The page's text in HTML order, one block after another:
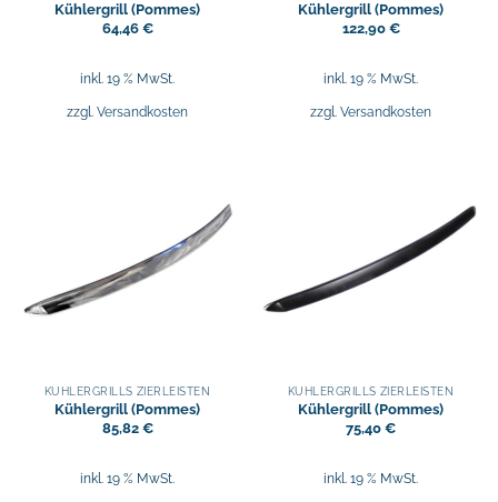
Kühlergrill (Pommes)
64,46 €
inkl. 19 % MwSt.
zzgl. Versandkosten
Kühlergrill (Pommes)
122,90 €
inkl. 19 % MwSt.
zzgl. Versandkosten
KÜHLERGRILLS ZIERLEISTEN
Kühlergrill (Pommes)
85,82 €
inkl. 19 % MwSt.
KÜHLERGRILLS ZIERLEISTEN
Kühlergrill (Pommes)
75,40 €
inkl. 19 % MwSt.